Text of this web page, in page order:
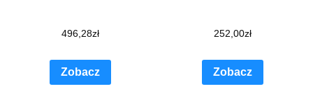
496,28zł
Zobacz
252,00zł
Zobacz